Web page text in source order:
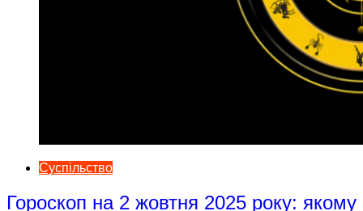
Суспільство
Гороскоп на 2 жовтня 2025 року: якому